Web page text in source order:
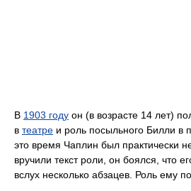
В 1903 году он (в возрасте 14 лет)
в театре и роль посыльного Билли в
это время Чаплин был практически
вручили текст роли, он боялся, что
вслух несколько абзацев. Роль ему